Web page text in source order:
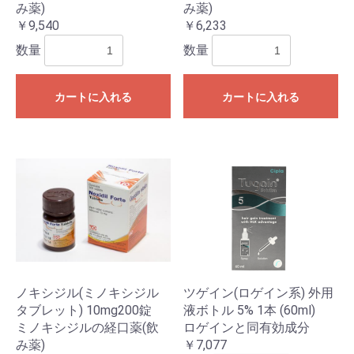
み薬)
￥9,540
数量
カートに入れる
み薬)
￥6,233
数量
カートに入れる
ノキシジル(ミノキシジル
タブレット) 10mg200錠
ミノキシジルの経口薬(飲
み薬)
ツゲイン(ロゲイン系) 外用
液ボトル 5% 1本 (60ml)
ロゲインと同有効成分
￥7,077